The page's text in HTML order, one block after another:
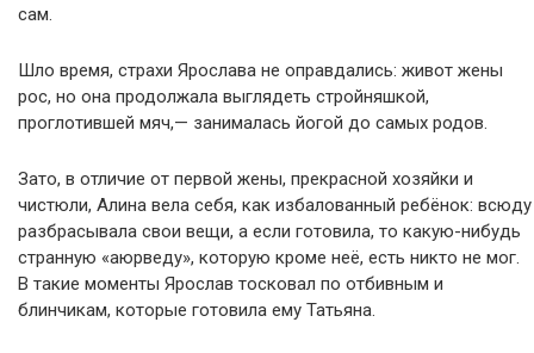
сам.
Шло время, страхи Ярослава не оправдались: живот жены
рос, но она продолжала выглядеть стройняшкой,
проглотившей мяч,— занималась йогой до самых родов.
Зато, в отличие от первой жены, прекрасной хозяйки и
чистюли, Алина вела себя, как избалованный ребёнок: всюду
разбрасывала свои вещи, а если готовила, то какую-нибудь
странную «аюрведу», которую кроме неё, есть никто не мог.
В такие моменты Ярослав тосковал по отбивным и
блинчикам, которые готовила ему Татьяна.